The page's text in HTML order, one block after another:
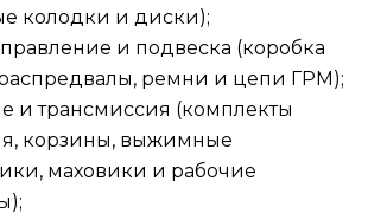
колодки и диски);
и подвеска (коробка
ремни и цепи ГРМ);
и трансмиссия (комплекты
корзины, выжимные
маховики и рабочие